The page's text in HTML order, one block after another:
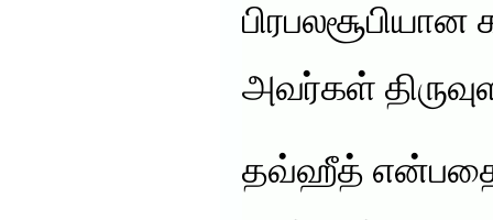
அவர்கள்
தவ்ஹீத் என்பதை